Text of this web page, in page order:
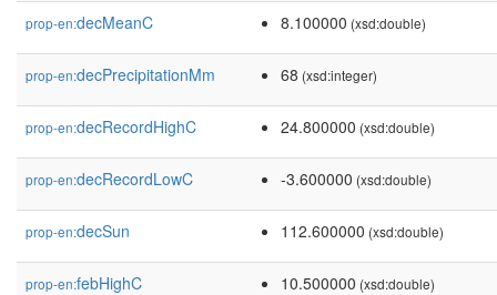
prop-en:decMeanC 8.100000 (xsd:double)
prop-en:decPrecipitationMm 68 (xsd:integer)
prop-en:decRecordHighC 24.800000 (xsd:double)
prop-en:decRecordLowC -3.600000 (xsd:double)
prop-en:decSun 112.600000 (xsd:double)
prop-en:febHighC 10.500000 (xsd:double)